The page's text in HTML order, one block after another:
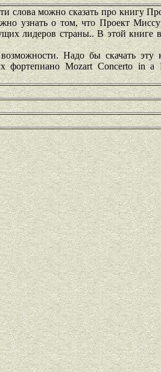
слова можно сказать про книгу
узнать о том, что Проект
лидеров страны.. В этой книге
Надо бы скачать эту
фортепиано Mozart Concerto in a